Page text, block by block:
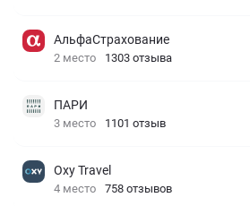
АльфаСтрахование
2 место 1303 отзыва
ПАРИ
3 место 1101 отзыв
Oxy Travel
4 место 758 отзывов